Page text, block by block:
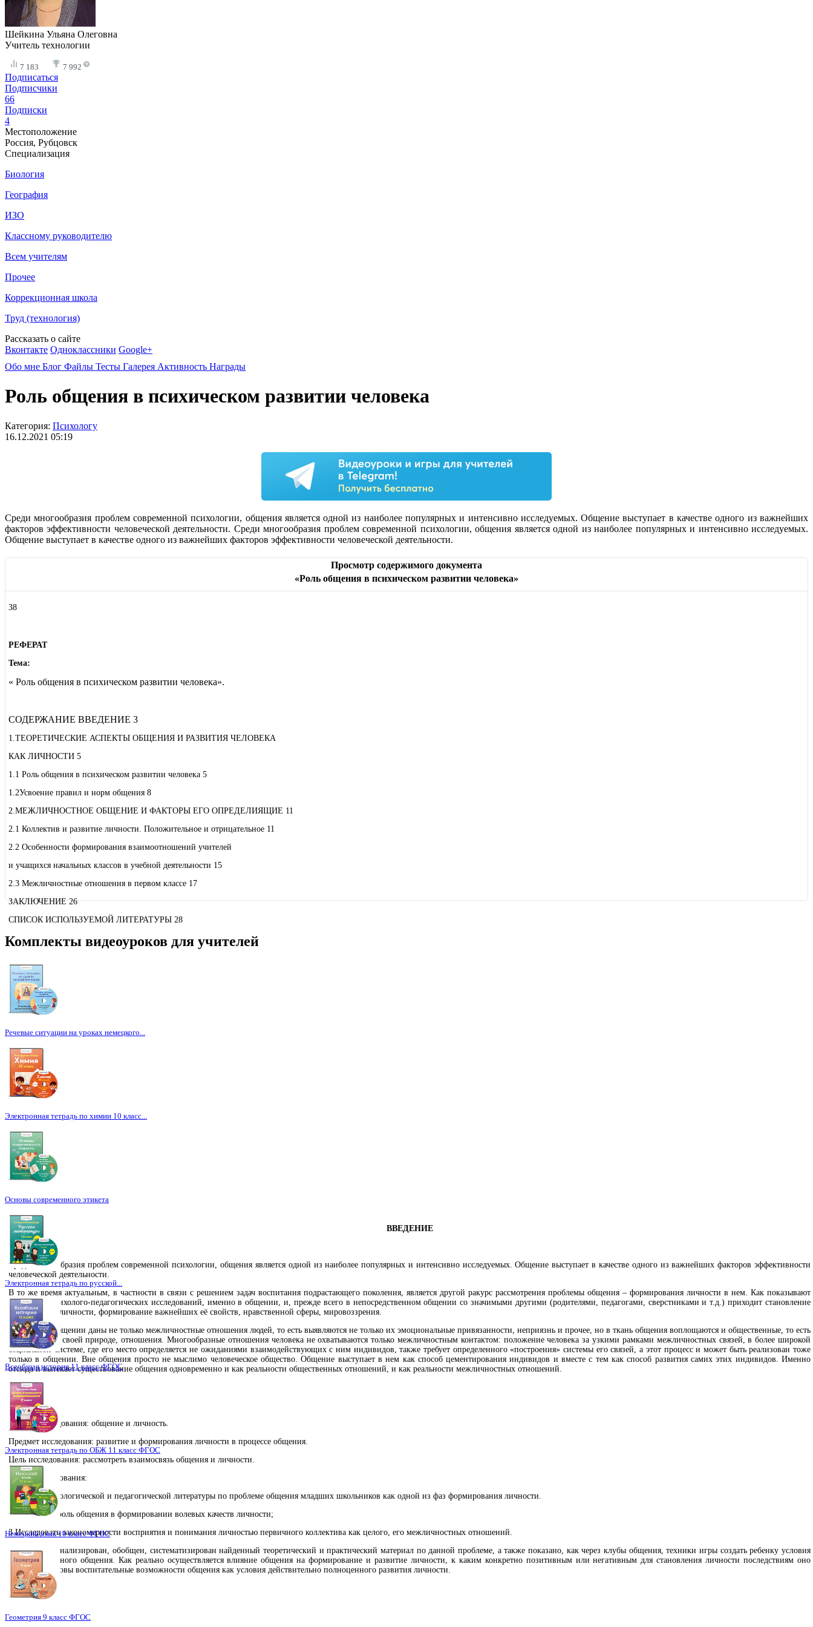
Шейкина Ульяна Олеговна
Учитель технологии
7 183 7 992
Подписаться
Подписчики
66
Подписки
4
Местоположение
Россия, Рубцовск
Специализация
Биология
География
ИЗО
Классному руководителю
Всем учителям
Прочее
Коррекционная школа
Труд (технология)
Рассказать о сайте
Вконтакте Одноклассники Google+
Обо мне Блог Файлы Тесты Галерея Активность Награды
Роль общения в психическом развитии человека
Категория: Психологу
16.12.2021 05:19
Среди многообразия проблем современной психологии, общения является одной из наиболее популярных и интенсивно исследуемых. Общение выступает в качестве одного из важнейших
факторов эффективности человеческой деятельности. Среди многообразия проблем современной психологии, общения является одной из наиболее популярных и интенсивно исследуемых.
Общение выступает в качестве одного из важнейших факторов эффективности человеческой деятельности.
Просмотр содержимого документа
«Роль общения в психическом развитии человека»
38
РЕФЕРАТ
Тема:
« Роль общения в психическом развитии человека».
СОДЕРЖАНИЕ ВВЕДЕНИЕ 3
1.ТЕОРЕТИЧЕСКИЕ АСПЕКТЫ ОБЩЕНИЯ И РАЗВИТИЯ ЧЕЛОВЕКА
КАК ЛИЧНОСТИ 5
1.1 Роль общения в психическом развитии человека 5
1.2Усвоение правил и норм общения 8
2.МЕЖЛИЧНОСТНОЕ ОБЩЕНИЕ И ФАКТОРЫ ЕГО ОПРЕДЕЛИЯЩИЕ 11
2.1 Коллектив и развитие личности. Положительное и отрицательное 11
2.2 Особенности формирования взаимоотношений учителей
и учащихся начальных классов в учебной деятельности 15
2.3 Межличностные отношения в первом классе 17
ЗАКЛЮЧЕНИЕ 26
СПИСОК ИСПОЛЬЗУЕМОЙ ЛИТЕРАТУРЫ 28
ВВЕДЕНИЕ
Среди многообразия проблем современной психологии, общения является одной из наиболее популярных и интенсивно исследуемых. Общение выступает в качестве одного из важнейших факторов эффективности
человеческой деятельности.
В то же время актуальным, в частности в связи с решением задач воспитания подрастающего поколения, является другой ракурс рассмотрения проблемы общения – формирования личности в нем. Как показывают
результаты психолого-педагогических исследований, именно в общении, и, прежде всего в непосредственном общении со значимыми другими (родителями, педагогами, сверстниками и т.д.) приходит становление
человеческой личности, формирование важнейших её свойств, нравственной сферы, мировоззрения.
В реальном общении даны не только межличностные отношения людей, то есть выявляются не только их эмоциональные привязанности, неприязнь и прочее, но в ткань общения воплощаются и общественные, то есть
безличные по своей природе, отношения. Многообразные отношения человека не охватываются только межличностным контактом: положение человека за узкими рамками межличностных связей, в более широкой
социальной системе, где его место определяется не ожиданиями взаимодействующих с ним индивидов, также требует определенного «построения» системы его связей, а этот процесс и может быть реализован тоже
только в общении. Вне общения просто не мыслимо человеческое общество. Общение выступает в нем как способ цементирования индивидов и вместе с тем как способ развития самих этих индивидов. Именно
отсюда и вытекает существование общения одновременно и как реальности общественных отношений, и как реальности межличностных отношений.
Объект исследования: общение и личность.
Предмет исследования: развитие и формирования личности в процессе общения.
Цель исследования: рассмотреть взаимосвязь общения и личности.
Задачи исследования:
1.анализ психологической и педагогической литературы по проблеме общения младших школьников как одной из фаз формирования личности.
2.рассмотрет роль общения в формировании волевых качеств личности;
3.Исследовать закономерности восприятия и понимания личностью первичного коллектива как целого, его межличностных отношений.
В работе проанализирован, обобщен, систематизирован найденный теоретический и практический материал по данной проблеме, а также показано, как через клубы общения, техники игры создать ребенку условия
для полноценного общения. Как реально осуществляется влияние общения на формирование и развитие личности, к каким конкретно позитивным или негативным для становления личности последствиям оно
приводит, каковы воспитательные возможности общения как условия действительно полноценного развития личности.
Комплекты видеоуроков для учителей
Речевые ситуации на уроках немецкого...
Электронная тетрадь по химии 10 класс...
Основы современного этикета
Электронная тетрадь по русской...
Всеобщая история 11 класс ФГОС
Электронная тетрадь по ОБЖ 11 класс ФГОС
Немецкий язык 10 класс ФГОС
Геометрия 9 класс ФГОС